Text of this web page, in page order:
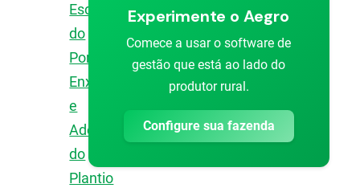
Escolha
do
Porta-
Enxerto
e
Adensamento
do
Plantio
Experimente o Aegro
Comece a usar o software de
gestão que está ao lado do
produtor rural.
Configure sua fazenda